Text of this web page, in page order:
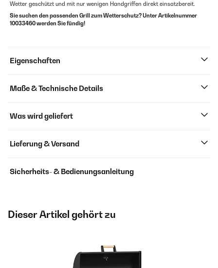
Wetter geschützt und mit nur wenigen Handgriffen direkt einsatzbereit.
Sie suchen den passenden Grill zum Wetterschutz? Unter Artikelnummer
10033460 werden Sie fündig!
Eigenschaften
Maße & Technische Details
Was wird geliefert
Lieferung & Versand
Sicherheits- & Bedienungsanleitung
Dieser Artikel gehört zu